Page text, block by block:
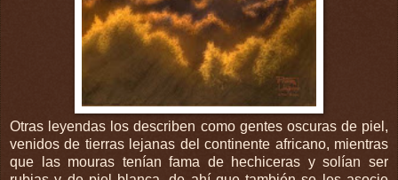
Otras leyendas los describen como gentes oscuras de piel,
venidos de tierras lejanas del continente africano, mientras
que las mouras tenían fama de hechiceras y solían ser